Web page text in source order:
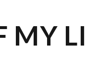
MY